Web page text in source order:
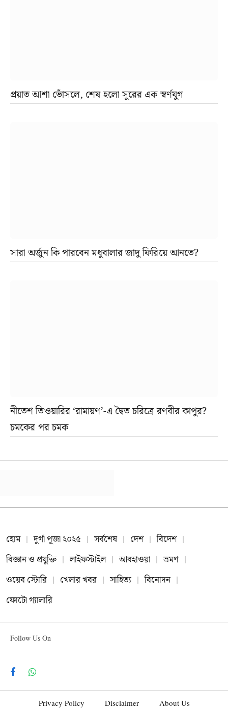
প্রয়াত আশা ভোঁসলে, শেষ হলো সুরের এক স্বর্ণযুগ
সারা অর্জুন কি পারবেন মধুবালার জাদু ফিরিয়ে আনতে?
নীতেশ তিওয়ারির ‘রামায়ণ’-এ দ্বৈত চরিত্রে রণবীর কাপুর?
চমকের পর চমক
হোম দুর্গা পূজা ২০২৫ সর্বশেষ দেশ
বিদেশ
বিজ্ঞান ও প্রযুক্তি
লাইফস্টাইল আবহাওয়া
ভ্রমণ
ওয়েব স্টোরি
খেলার খবর সাহিত্য
বিনোদন
ফোটো গ্যালারি
Follow Us On
FacebookWhatsApp
Privacy Policy Disclaimer About Us